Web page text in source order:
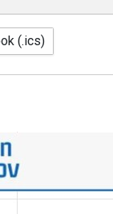
(.ics)